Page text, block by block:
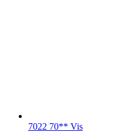
7022 70** Vis